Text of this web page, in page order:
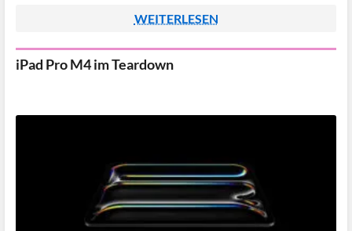
WEITERLESEN
iPad Pro M4 im Teardown